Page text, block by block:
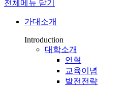
전체메뉴 닫기
가대소개
Introduction
대학소개
연혁
교육이념
발전전략